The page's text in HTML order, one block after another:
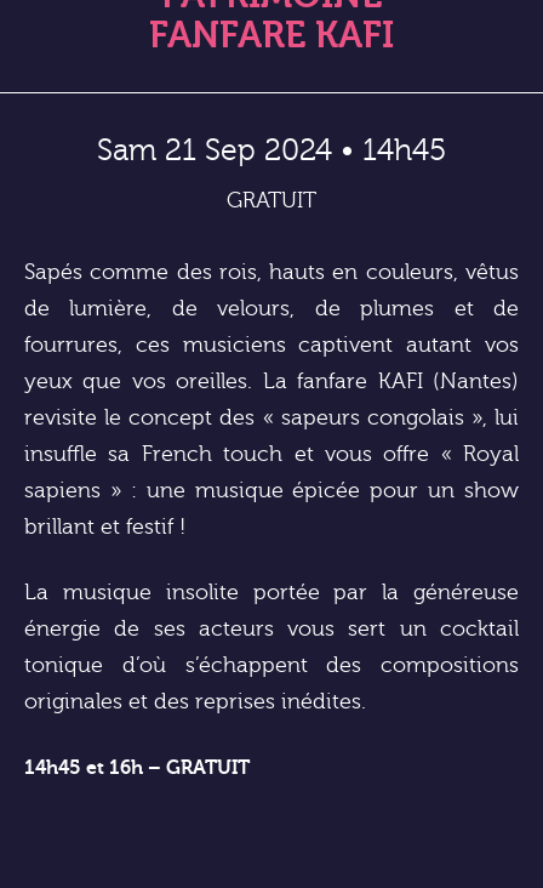
FANFARE KAFI
Sam 21 Sep 2024 • 14h45
GRATUIT
Sapés comme des rois, hauts en couleurs, vêtus
de lumière, de velours, de plumes et de
fourrures, ces musiciens captivent autant vos
yeux que vos oreilles. La fanfare KAFI (Nantes)
revisite le concept des « sapeurs congolais », lui
insuffle sa French touch et vous offre « Royal
sapiens » : une musique épicée pour un show
brillant et festif !
La musique insolite portée par la généreuse
énergie de ses acteurs vous sert un cocktail
tonique d’où s’échappent des compositions
originales et des reprises inédites.
14h45 et 16h – GRATUIT